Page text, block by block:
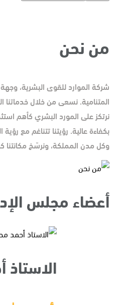
من نحن
شركة الموارد للقوى البشرية،
المتنامية. نسعى من خلال خدماتنا
نرتكز على المورد البشري كأهم
وكل مدن المملكة، ونرسّخ مكانتنا
أعضاء مجلس